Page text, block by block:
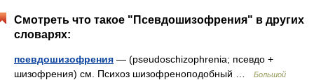
Смотреть что такое "Псевдошизофрения" в других
словарях:
псевдошизофрения — (pseudoschizophrenia; псевдо +
шизофрения) см. Психоз шизофреноподобный …
Большой